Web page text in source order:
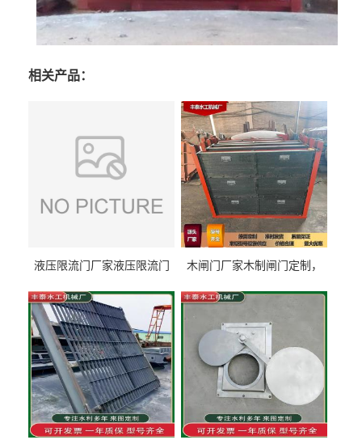
相关产品：
液压限流门厂家液压限流门
泰制造
木闸门厂家木制闸门定制，
型号齐全